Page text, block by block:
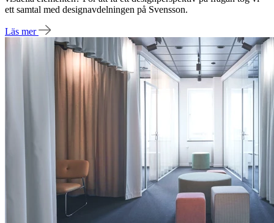
ett samtal med designavdelningen på Svensson.
Läs mer